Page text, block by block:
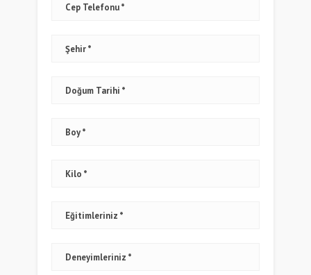
Cep Telefonu
Şehir
Doğum Tarihi
Boy
Kilo
Eğitimleriniz
Deneyimleriniz